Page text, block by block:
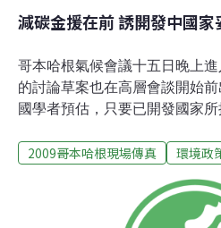
減碳金援在前 誘開發中國家
哥本哈根氣候會議十五日晚上
的討論草案也在高層會談開始
國學者預估，只要已開發國家
署。我國這次有多位學者，協
得指出，15日剛出爐的草案之
量化與監督(MRV)的法律文字
2009哥本哈根現場傳真 環境政